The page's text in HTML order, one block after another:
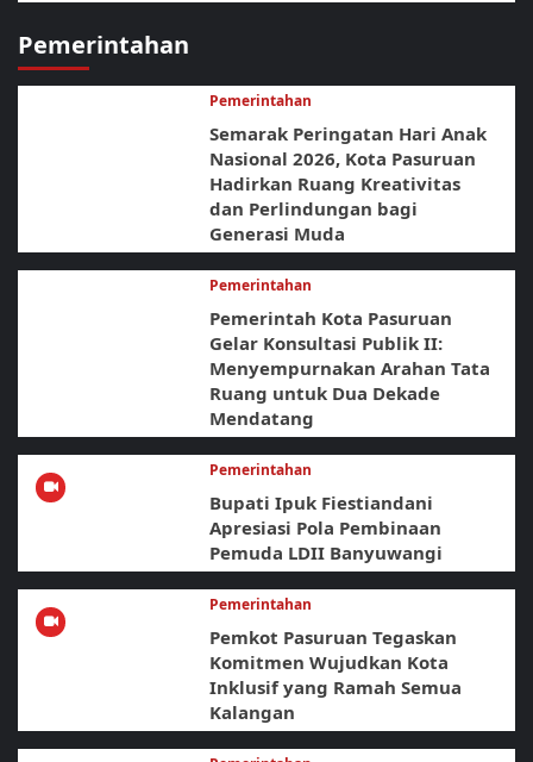
Pemerintahan
Pemerintahan
Semarak Peringatan Hari Anak
Nasional 2026, Kota Pasuruan
Hadirkan Ruang Kreativitas
dan Perlindungan bagi
Generasi Muda
Pemerintahan
Pemerintah Kota Pasuruan
Gelar Konsultasi Publik II:
Menyempurnakan Arahan Tata
Ruang untuk Dua Dekade
Mendatang
Pemerintahan
Bupati Ipuk Fiestiandani
Apresiasi Pola Pembinaan
Pemuda LDII Banyuwangi
Pemerintahan
Pemkot Pasuruan Tegaskan
Komitmen Wujudkan Kota
Inklusif yang Ramah Semua
Kalangan